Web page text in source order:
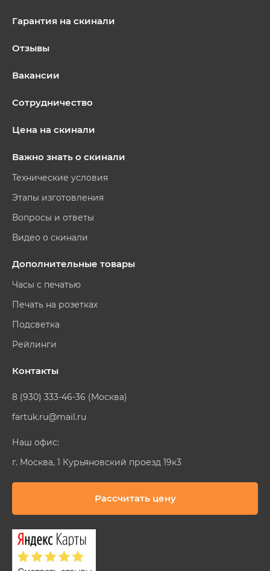
Гарантия на скинали
Отзывы
Вакансии
Сотрудничество
Цена на скинали
Важно знать о скинали
Технические условия
Этапы изготовления
Вопросы и ответы
Видео о скинали
Дополнительные товары
Часы с печатью
Печать на розетках
Подсветка
Рейлинги
Контакты
8 (930) 333-46-36 (Москва)
fartuk.ru@mail.ru
Наш офис:
г. Москва, 1 Курьяновский проезд 19к3
Рассчитать цену